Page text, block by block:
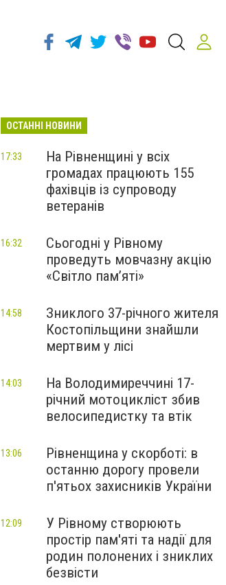
ОСТАННІ НОВИНИ
На Рівненщині у всіх
громадах працюють 155
фахівців із супроводу
ветеранів
17:33
Сьогодні у Рівному
проведуть мовчазну акцію
«Світло пам’яті»
16:32
Зниклого 37-річного жителя
Костопільщини знайшли
мертвим у лісі
14:58
На Володимиреччині 17-
річний мотоцикліст збив
велосипедистку та втік
14:03
Рівненщина у скорботі: в
останню дорогу провели
п'ятьох захисників України
13:06
У Рівному створюють
простір пам'яті та надії для
родин полонених і зниклих
безвісти
12:09